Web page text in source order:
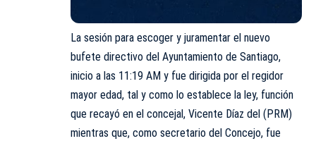
La sesión para escoger y juramentar el nuevo
bufete directivo del Ayuntamiento de Santiago,
inicio a las 11:19 AM y fue dirigida por el regidor
mayor edad, tal y como lo establece la ley, función
que recayó en el concejal, Vicente Díaz del (PRM)
mientras que, como secretario del Concejo, fue